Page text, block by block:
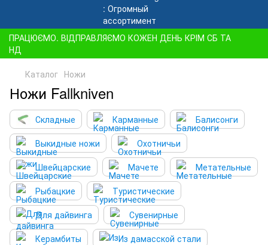
ПРАЦЮЄМО. ВІДПРАВЛЯЄМО КОЖЕН ДЕНЬ КРІМ СБ ТА
НД
Каталог Ножи
Ножи Fallkniven
Складные Карманные
Балисонги
Выкидные ножи
Охотничьи
Швейцарские
Мачете
Метательные
Рыбацкие
Туристические
Для дайвинга
Сувенирные
Керамбиты
Из дамасской стали